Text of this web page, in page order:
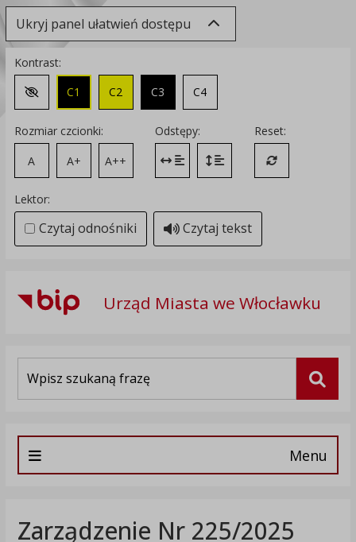
Ukryj panel ułatwień dostępu
Kontrast:
Zmień kontrast na domyślny
C1 C2 C3 C4
Rozmiar czcionki:
A
A+ A++
Odstępy:
Zmień odstęp między literami
Zmień interlinię i margines
Reset:
Przywróć
Lektor:
Czytaj odnośniki Czytaj tekst
Urząd Miasta we Włocławku
Menu
Zarządzenie Nr 225/2025